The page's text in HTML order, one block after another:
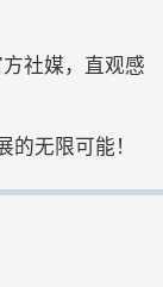
社媒，直观感
无限可能！